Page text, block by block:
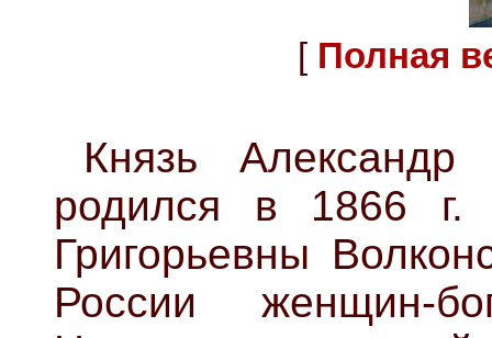
[ Полная
Князь Александр
родился в 1866 г.
Григорьевны
России женщин-